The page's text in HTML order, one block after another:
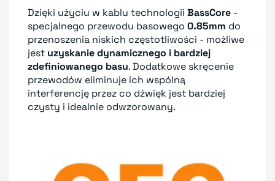
Dzięki użyciu w kablu technologii BassCore -
specjalnego przewodu basowego 0.85mm do
przenoszenia niskich częstotliwości - możliwe
jest uzyskanie dynamicznego i bardziej
zdefiniowanego basu. Dodatkowe skręcenie
przewodów eliminuje ich wspólną
interferencję przez co dźwięk jest bardziej
czysty i idealnie odwzorowany.